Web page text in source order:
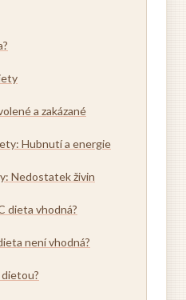
a zakázané
Hubnutí a energie
Nedostatek živin
dieta vhodná?
není vhodná?
dietou?